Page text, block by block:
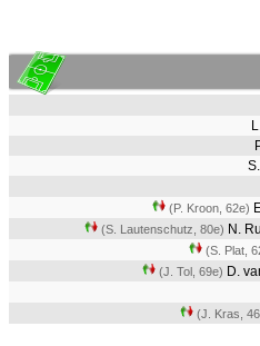
(P. Kroon, 62e)
(S. Lautenschutz, 80e) N.
(S. Plat,
(J. Tol, 69e) D.
(J. Kras,